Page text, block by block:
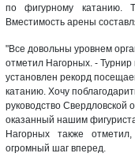
по фигурному катанию.
Вместимость арены
"Все довольны уровнем
отметил Нагорных. -
установлен рекорд
катанию. Хочу
руководство Свердловской
оказанный нашим
Нагорных также
огромный шаг вперед.